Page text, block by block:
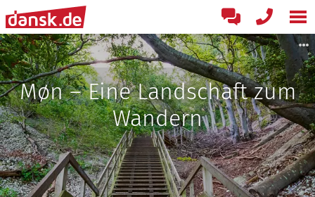
Møn – Eine Landschaft zum
Wandern